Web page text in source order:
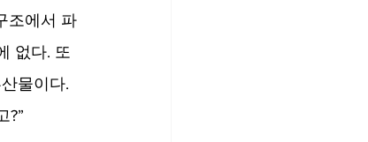
조에서 파
없다. 또
물이다.
?”